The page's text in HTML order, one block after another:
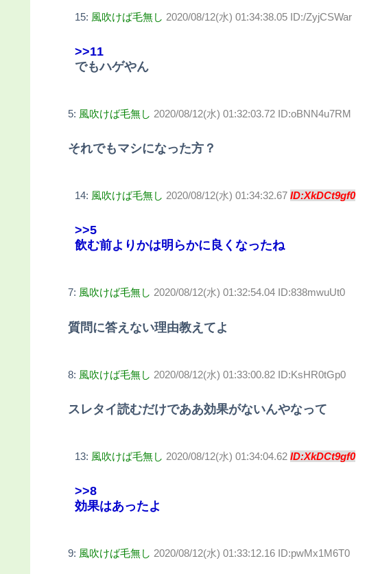
15: 風吹けば毛無し 2020/08/12(水) 01:34:38.05 ID:/ZyjCSWar
>>11
でもハゲやん
5: 風吹けば毛無し 2020/08/12(水) 01:32:03.72 ID:oBNN4u7RM
それでもマシになった方？
14: 風吹けば毛無し 2020/08/12(水) 01:34:32.67 ID:XkDCt9gf0
>>5
飲む前よりかは明らかに良くなったね
7: 風吹けば毛無し 2020/08/12(水) 01:32:54.04 ID:838mwuUt0
質問に答えない理由教えてよ
8: 風吹けば毛無し 2020/08/12(水) 01:33:00.82 ID:KsHR0tGp0
スレタイ読むだけでああ効果がないんやなって
13: 風吹けば毛無し 2020/08/12(水) 01:34:04.62 ID:XkDCt9gf0
>>8
効果はあったよ
9: 風吹けば毛無し 2020/08/12(水) 01:33:12.16 ID:pwMx1M6T0